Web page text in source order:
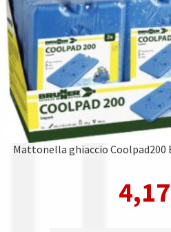
Mattonella ghiaccio Coolpad200
4,17